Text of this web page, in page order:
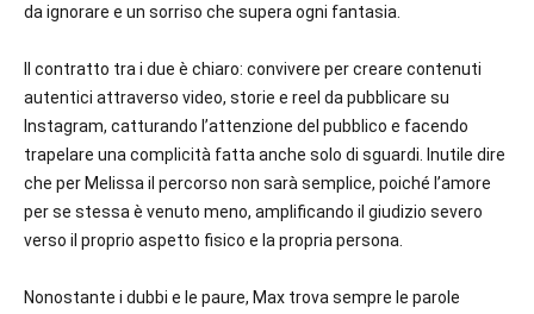
da ignorare e un sorriso che supera ogni fantasia.
Il contratto tra i due è chiaro: convivere per creare contenuti
autentici attraverso video, storie e reel da pubblicare su
Instagram, catturando l’attenzione del pubblico e facendo
trapelare una complicità fatta anche solo di sguardi. Inutile dire
che per Melissa il percorso non sarà semplice, poiché l’amore
per se stessa è venuto meno, amplificando il giudizio severo
verso il proprio aspetto fisico e la propria persona.
Nonostante i dubbi e le paure, Max trova sempre le parole